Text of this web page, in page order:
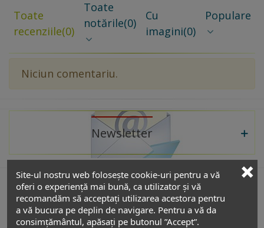
Toate
recenziile(0)
Toate
notările(0)
Cu
imagini(0)
Populare
Niciun comentariu.
Site-ul nostru web folosește cookie-uri pentru a vă
oferi o experiență mai bună, ca utilizator și vă
recomandăm să acceptați utilizarea acestora pentru
a vă bucura pe deplin de navigare. Pentru a vă da
consimțământul, apăsați pe butonul ”Accept”.
Newsletter
De interes